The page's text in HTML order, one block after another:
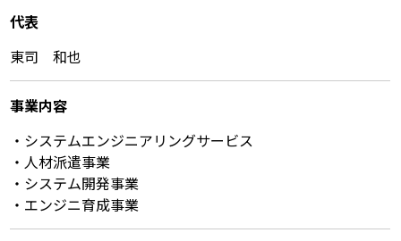
代表
東司 和也
事業内容
・システムエンジニアリングサービス
・人材派遣事業
・システム開発事業
・エンジニ育成事業